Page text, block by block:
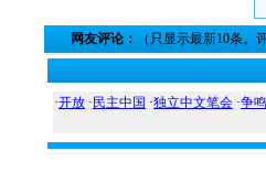
网友评论： （只显示最新10条
·开放 · 民主中国 ·独立中文笔会 ·争